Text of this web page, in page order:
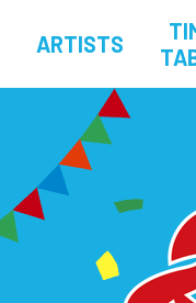
ARTISTS